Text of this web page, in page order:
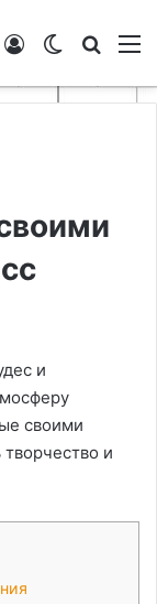
Switch skin
Войти
и
своими
и